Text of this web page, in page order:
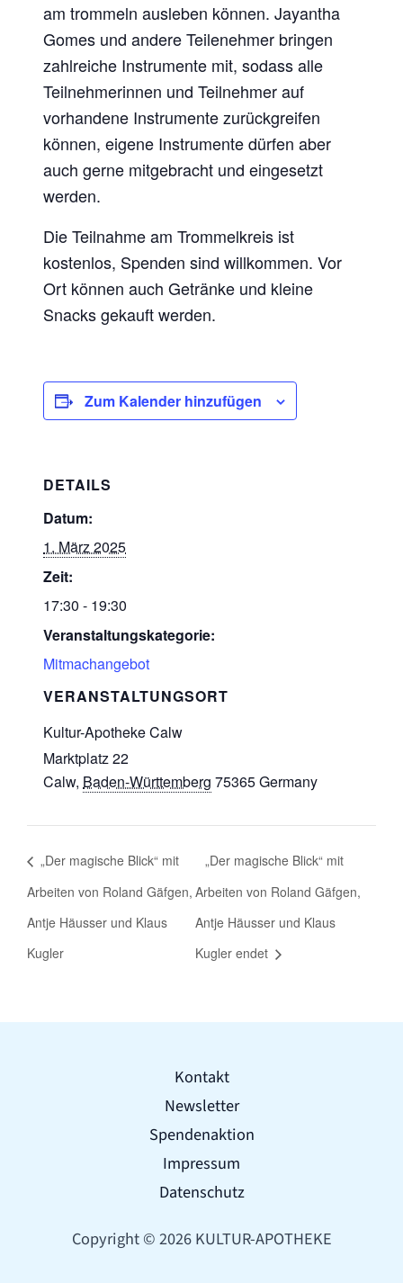
am trommeln ausleben können. Jayantha
Gomes und andere Teilenehmer bringen
zahlreiche Instrumente mit, sodass alle
Teilnehmerinnen und Teilnehmer auf
vorhandene Instrumente zurückgreifen
können, eigene Instrumente dürfen aber
auch gerne mitgebracht und eingesetzt
werden.
Die Teilnahme am Trommelkreis ist
kostenlos, Spenden sind willkommen. Vor
Ort können auch Getränke und kleine
Snacks gekauft werden.
Zum Kalender hinzufügen
DETAILS
Datum:
1. März 2025
Zeit:
17:30 - 19:30
Veranstaltungskategorie:
Mitmachangebot
VERANSTALTUNGSORT
Kultur-Apotheke Calw
Marktplatz 22
Calw, Baden-Württemberg 75365Germany
„Der magische Blick“ mit
Arbeiten von Roland Gäfgen,
Antje Häusser und Klaus
Kugler
„Der magische Blick“ mit
Arbeiten von Roland Gäfgen,
Antje Häusser und Klaus
Kugler endet
Kontakt
Newsletter
Spendenaktion
Impressum
Datenschutz
Copyright © 2026 KULTUR-APOTHEKE